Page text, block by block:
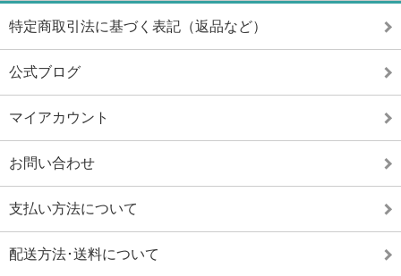
特定商取引法に基づく表記（返品など）
公式ブログ
マイアカウント
お問い合わせ
支払い方法について
配送方法･送料について